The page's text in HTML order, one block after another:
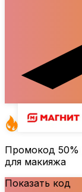
Промокод 50%
для макияжа
Показать код